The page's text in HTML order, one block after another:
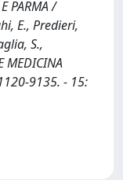
PARMA /
E., Predieri,
S.,
MEDICINA
9135. - 15: